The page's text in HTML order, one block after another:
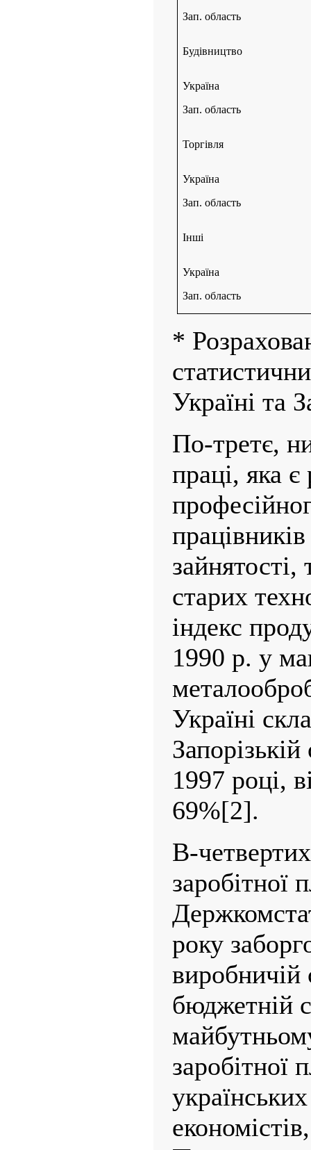
Зап. область
Будівництво
Україна
Зап. область
Торгівля
Україна
Зап. область
Інші
Україна
Зап. область
*
Україні та
По-третє,
праці, яка є
працівників
зайнятості,
старих
індекс
1990 р. у
Україні
1997 році,
69%[2].
В-
заробітної
року
виробничій
бюджетній
заробітної